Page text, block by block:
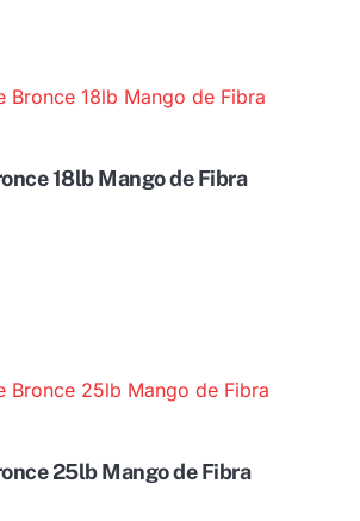
18lb Mango de Fibra
25lb Mango de Fibra